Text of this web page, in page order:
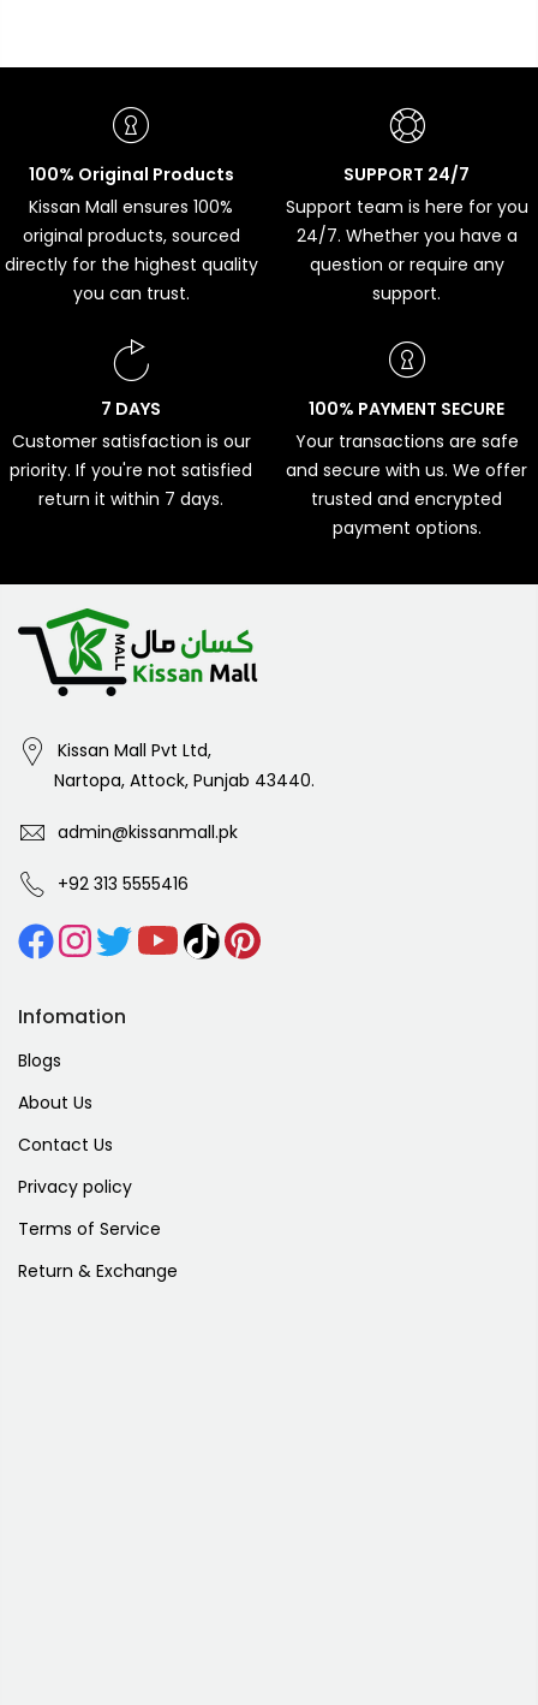
100% Original Products
Kissan Mall ensures 100%
original products, sourced
directly for the highest quality
you can trust.
SUPPORT 24/7
Support team is here for you
24/7. Whether you have a
question or require any
support.
7 DAYS
Customer satisfaction is our
priority. If you're not satisfied
return it within 7 days.
100% PAYMENT SECURE
Your transactions are safe
and secure with us. We offer
trusted and encrypted
payment options.
Kissan Mall Pvt Ltd,
Nartopa, Attock, Punjab 43440.
admin@kissanmall.pk
+92 313 5555416
Infomation
Blogs
About Us
Contact Us
Privacy policy
Terms of Service
Return & Exchange